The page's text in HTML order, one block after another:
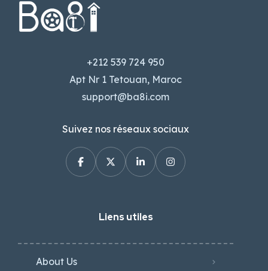
+212 539 724 950
Apt Nr 1 Tetouan, Maroc
support@ba8i.com
Suivez nos réseaux sociaux
Liens utiles
About Us